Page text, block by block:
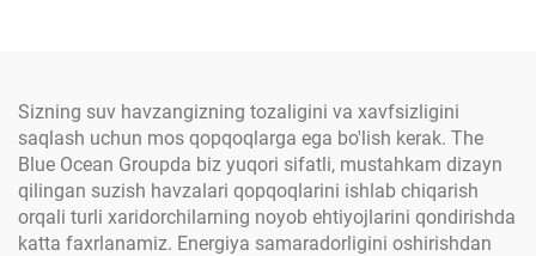
Sizning suv havzangizning tozaligini va xavfsizligini
saqlash uchun mos qopqoqlarga ega bo'lish kerak. The
Blue Ocean Groupda biz yuqori sifatli, mustahkam dizayn
qilingan suzish havzalari qopqoqlarini ishlab chiqarish
orqali turli xaridorchilarning noyob ehtiyojlarini qondirishda
katta faxrlanamiz. Energiya samaradorligini oshirishdan